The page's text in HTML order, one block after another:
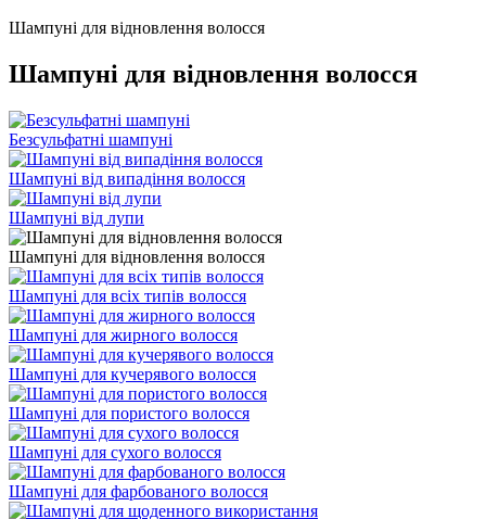
Шампуні для відновлення волосся
Шампуні для відновлення волосся
Безсульфатні шампуні
Шампуні від випадіння волосся
Шампуні від лупи
Шампуні для відновлення волосся
Шампуні для всіх типів волосся
Шампуні для жирного волосся
Шампуні для кучерявого волосся
Шампуні для пористого волосся
Шампуні для сухого волосся
Шампуні для фарбованого волосся